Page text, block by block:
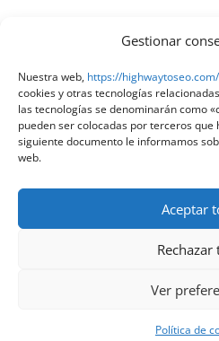
Gestionar
Nuestra web, https://highwaytoseo.com/
cookies y otras tecnologías
las tecnologías se denominarán como
pueden ser colocadas por terceros que
siguiente documento le informamos
web.
Aceptar
Rechazar
Ver
Política de
@ 2025 Diseñado por
Compliance«Tu Compliance